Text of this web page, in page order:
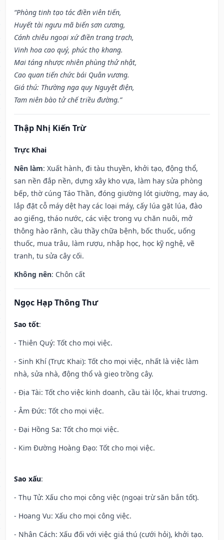
“Phòng tinh tạo tác điền viên tiến,
Huyết tài ngưu mã biến sơn cương,
Cánh chiêu ngoại xứ điền trang trạch,
Vinh hoa cao quý, phúc thọ khang.
Mai táng nhược nhiên phùng thử nhật,
Cao quan tiến chức bái Quân vương.
Giá thú: Thường nga quy Nguyệt điện,
Tam niên bào tử chế triều đường.”
Thập Nhị Kiến Trừ
Trực Khai
Nên làm: Xuất hành, đi tàu thuyền, khởi tạo, động thổ,
san nền đắp nền, dựng xây kho vựa, làm hay sửa phòng
bếp, thờ cúng Táo Thần, đóng giường lót giường, may áo,
lắp đặt cỗ máy dệt hay các loại máy, cấy lúa gặt lúa, đào
ao giếng, tháo nước, các việc trong vụ chăn nuôi, mở
thông hào rãnh, cầu thầy chữa bệnh, bốc thuốc, uống
thuốc, mua trâu, làm rượu, nhập học, học kỹ nghệ, vẽ
tranh, tu sửa cây cối.
Không nên: Chôn cất
Ngọc Hạp Thông Thư
Sao tốt:
- Thiên Quý: Tốt cho mọi việc.
- Sinh Khí (Trực Khai): Tốt cho mọi việc, nhất là việc làm
nhà, sửa nhà, động thổ và gieo trồng cây.
- Địa Tài: Tốt cho việc kinh doanh, cầu tài lộc, khai trương.
- Âm Đức: Tốt cho mọi việc.
- Đại Hồng Sa: Tốt cho mọi việc.
- Kim Đường Hoàng Đạo: Tốt cho mọi việc.
Sao xấu:
- Thụ Tử: Xấu cho mọi công việc (ngoại trừ săn bắn tốt).
- Hoang Vu: Xấu cho mọi công việc.
- Nhân Cách: Xấu đối với việc giá thú (cưới hỏi), khởi tạo.